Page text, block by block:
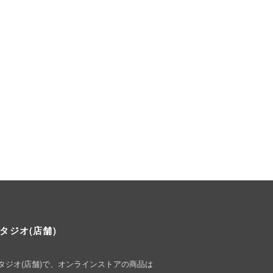
ジオ(店舗)
ジオ(店舗)で、オンラインストアの商品は